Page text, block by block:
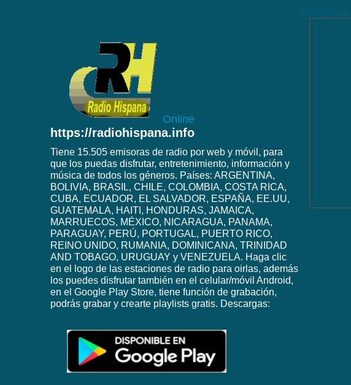
Online
https://radiohispana.info
Tiene 15.505 emisoras de radio por web y móvil, para
que los puedas disfrutar, entretenimiento, información y
música de todos los géneros. Países: ARGENTINA,
BOLIVIA, BRASIL, CHILE, COLOMBIA, COSTA RICA,
CUBA, ECUADOR, EL SALVADOR, ESPAÑA, EE.UU,
GUATEMALA, HAITI, HONDURAS, JAMAICA,
MARRUECOS, MÉXICO, NICARAGUA, PANAMA,
PARAGUAY, PERÚ, PORTUGAL, PUERTO RICO,
REINO UNIDO, RUMANIA, DOMINICANA, TRINIDAD
AND TOBAGO, URUGUAY y VENEZUELA. Haga clic
en el logo de las estaciones de radio para oirlas, además
los puedes disfrutar también en el celular/móvil Android,
en el Google Play Store, tiene función de grabación,
podrás grabar y crearte playlists gratis. Descargas: